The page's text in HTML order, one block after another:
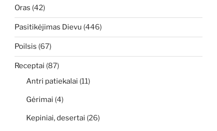
Oras (42)
Pasitikėjimas Dievu (446)
Poilsis (67)
Receptai (87)
Antri patiekalai (11)
Gėrimai (4)
Kepiniai, desertai (26)